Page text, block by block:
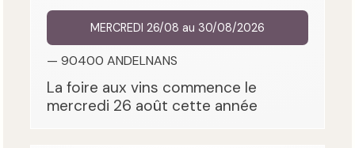
MERCREDI 26/08 au 30/08/2026
— 90400 ANDELNANS
La foire aux vins commence le
mercredi 26 août cette année